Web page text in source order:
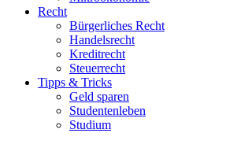
Recht
Bürgerliches Recht
Handelsrecht
Kreditrecht
Steuerrecht
Tipps & Tricks
Geld sparen
Studentenleben
Studium